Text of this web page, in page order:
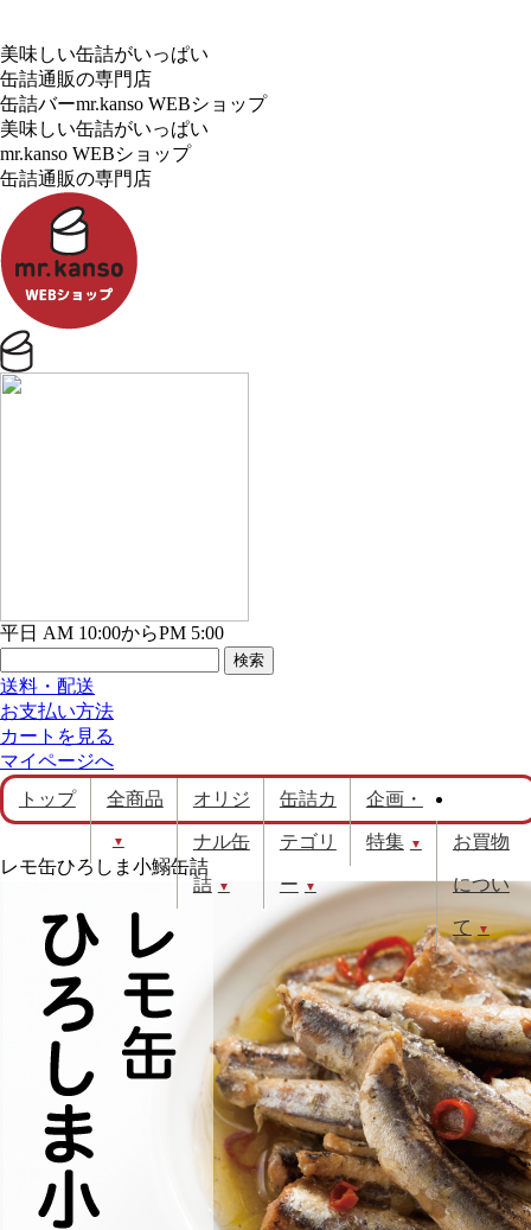
美味しい缶詰がいっぱい
缶詰通販の専門店
缶詰バーmr.kanso WEBショップ
美味しい缶詰がいっぱい
mr.kanso WEBショップ
缶詰通販の専門店
平日 AM 10:00からPM 5:00
送料・配送
お支払い方法
カートを見る
マイページへ
トップ
全商品
▼
オリジ
ナル缶
詰 ▼
缶詰カ
テゴリ
ー ▼
企画・
特集 ▼ お買物
につい
て ▼
レモ缶ひろしま小鰯缶詰